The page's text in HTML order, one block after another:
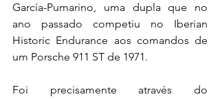
García-Pumarino, uma dupla que no
ano passado competiu no Iberian
Historic Endurance aos comandos de
um Porsche 911 ST de 1971.
Foi precisamente através do